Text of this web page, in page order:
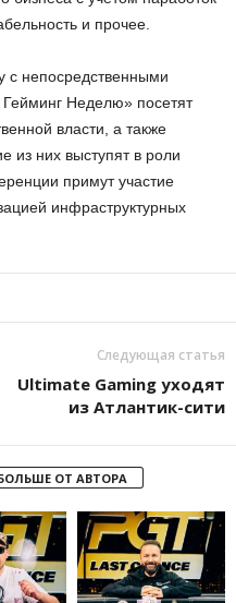
и прочее.
с непосредственными
Неделю» посетят
власти, а также
из них выступят в роли
примут участие
инфраструктурных
Следующая статья
Ultimate Gaming уходят
из Атлантик-сити
ОТ АВТОРА